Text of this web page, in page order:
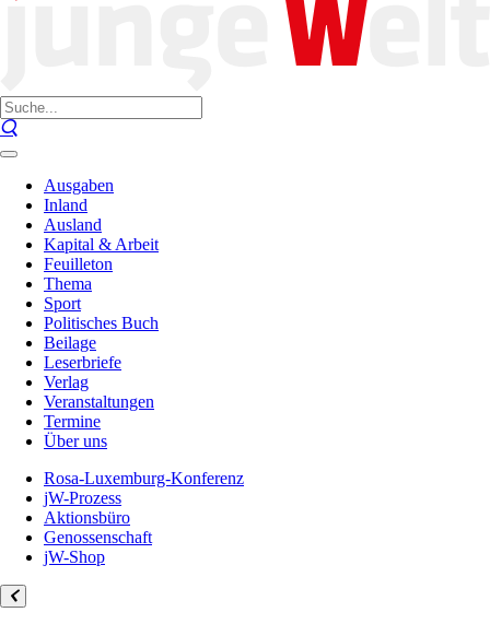
Ausgaben
Inland
Ausland
Kapital & Arbeit
Feuilleton
Thema
Sport
Politisches Buch
Beilage
Leserbriefe
Verlag
Veranstaltungen
Termine
Über uns
Rosa-Luxemburg-Konferenz
jW-Prozess
Aktionsbüro
Genossenschaft
jW-Shop